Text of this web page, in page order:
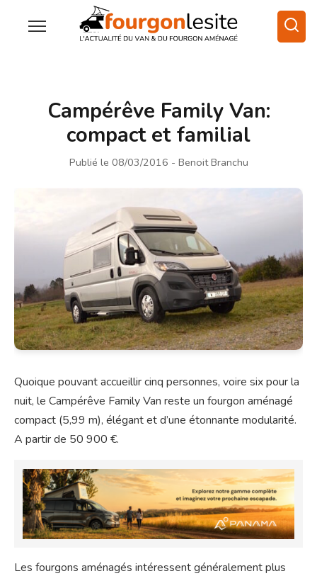
Campérêve Family Van:
compact et familial
Publié le 08/03/2016 - Benoit Branchu
Quoique pouvant accueillir cinq personnes, voire six pour la
nuit, le Campérêve Family Van reste un fourgon aménagé
compact (5,99 m), élégant et d’une étonnante modularité.
A partir de 50 900 €.
Les fourgons aménagés intéressent généralement plus